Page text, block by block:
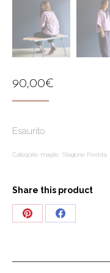
90,00€
Esaurito
Categorie: maglie Stagione Fredda
Share this product
Share
Share